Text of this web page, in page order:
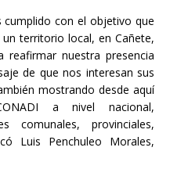
cumplido con el objetivo que
territorio local, en Cañete,
reafirmar nuestra presencia
de que nos interesan sus
mostrando desde aquí
a nivel nacional,
comunales, provinciales,
Luis Penchuleo Morales,